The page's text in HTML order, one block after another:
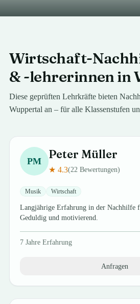
Wirtschaft-
& -lehrerinnen in
Diese geprüften Lehrkräfte bieten
Wuppertal an – für alle Klassenstufen
PM Peter Müller
★4.3(22 Bewertungen)
Musik Wirtschaft
Langjährige Erfahrung in der Nachhilfe
Geduldig und motivierend.
7 Jahre Erfahrung
Anfragen